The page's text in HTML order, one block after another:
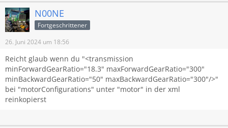
N00NE
Fortgeschrittener
26. Juni 2024 um 18:56
Reicht glaub wenn du "<transmission
minForwardGearRatio="18.3" maxForwardGearRatio="300"
minBackwardGearRatio="50" maxBackwardGearRatio="300"/>"
bei "motorConfigurations" unter "motor" in der xml
reinkopierst